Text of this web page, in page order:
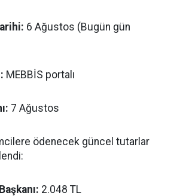
6 Ağustos (Bugün gün
MEBBİS portalı
7 Ağustos
ödenecek güncel tutarlar
2.048 TL